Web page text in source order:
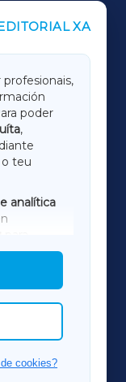
XA
poder
,
o teu
analítica
das
cookies?